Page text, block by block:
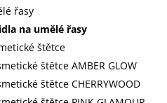
řasy
na umělé řasy
štětce
štětce AMBER GLOW
štětce CHERRYWOOD
NA MAKE-UP, KULATÁ